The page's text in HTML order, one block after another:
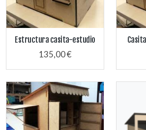
Estructura casita-estudio
135,00 €